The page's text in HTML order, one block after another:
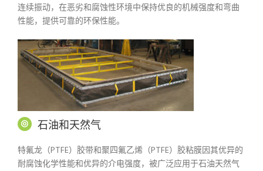
连续振动，在恶劣和腐蚀性环境中保持优良的机械强度和弯曲
性能，提供可靠的环保性能。
石油和天然气
特氟龙（PTFE）胶带和聚四氟乙烯（PTFE）胶粘膜因其优异的
耐腐蚀化学性能和优异的介电强度，被广泛应用于石油天然气